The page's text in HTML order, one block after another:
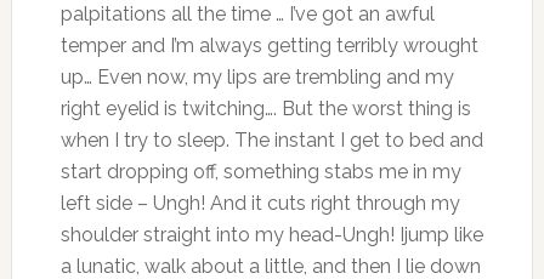
palpitations all the time … I’ve got an awful
temper and I’m always getting terribly wrought
up… Even now, my lips are trembling and my
right eyelid is twitching…. But the worst thing is
when I try to sleep. The instant I get to bed and
start dropping off, something stabs me in my
left side – Ungh! And it cuts right through my
shoulder straight into my head-Ungh! Ijump like
a lunatic, walk about a little, and then I lie down